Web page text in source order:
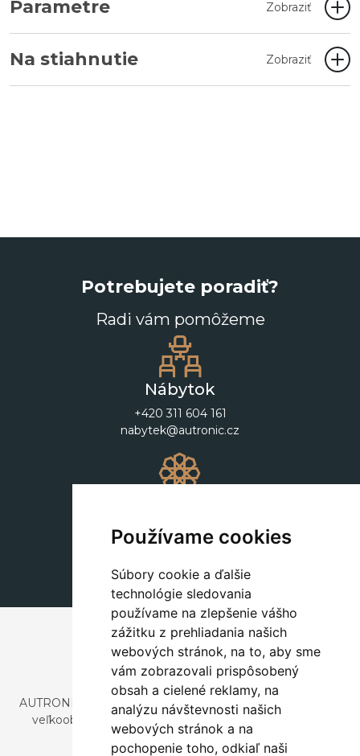
Používame cookies
Súbory cookie a ďalšie
technológie sledovania
používame na zlepšenie vášho
zážitku z prehliadania našich
webových stránok, na to, aby sme
vám zobrazovali prispôsobený
obsah a cielené reklamy, na
analýzu návštevnosti našich
webových stránok a na
pochopenie toho, odkiaľ naši
Parametre Zobraziť
Na stiahnutie Zobraziť
Potrebujete poradiť?
Radi vám pomôžeme
Nábytok
+420 311 604 161
nabytek@autronic.cz
+420 311 604 182
dekorace@autronic.cz
AUTRONIC, s.r.o. je spoločnosť zaoberajúca sa dovozom a
veľkoobchodným predajom dizajnového aj štýlového
nábytku a dekorácií.